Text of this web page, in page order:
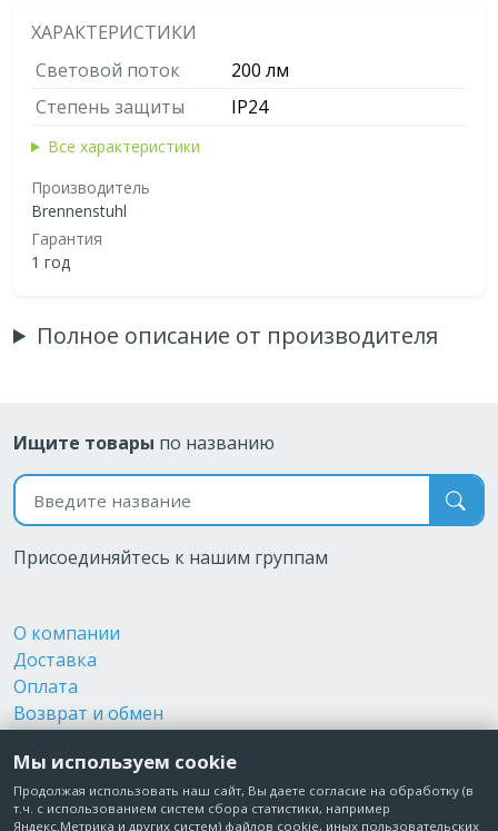
ХАРАКТЕРИСТИКИ
Световой поток
200 лм
Степень защиты
IP24
Все характеристики
Производитель
Brennenstuhl
Гарантия
1 год
Полное описание от производителя
Ищите товары по названию
Поиск по названию
Присоединяйтесь к нашим группам
О компании
Доставка
Оплата
Возврат и обмен
Реквизиты
Публичная оферта
Пользовательское соглашение
Мы используем cookie
Продолжая использовать наш сайт, Вы даете согласие на обработку (в
т.ч. с использованием систем сбора статистики, например
Яндекс.Метрика и других систем) файлов cookie, иных пользовательских